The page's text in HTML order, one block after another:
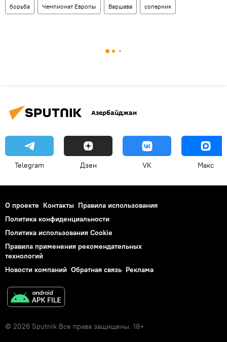
борьба Чемпионат Европы Варшава соперник
Азербайджан
Telegram Дзен VK Макс
О проекте Контакты Правила использования
Политика конфиденциальности
Политика использования Cookie
Правила применения рекомендательных
технологий
Новости компаний Обратная связь Реклама
© 2026 Sputnik Все права защищены. 18+